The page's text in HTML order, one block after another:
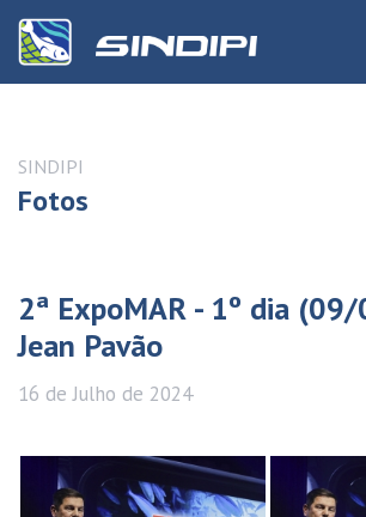
SINDIPI
Fotos
2ª ExpoMAR - 1º dia
Jean Pavão
16 deJulho de 2024